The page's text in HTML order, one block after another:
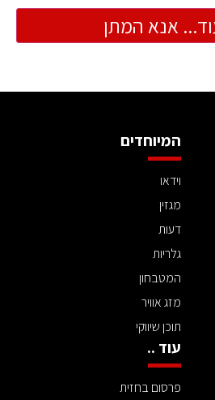
אנא המתן
המיוחדים
וידאו
מגזין
דעות
גלריות
המטבחון
מזג אוויר
תוכן שיווקי
עוד ..
פרסום בחזית